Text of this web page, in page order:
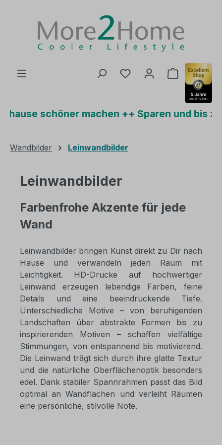
Du hast 0 Produkte
schöner machen ++ Sparen und bis zu
Wandbilder Leinwandbilder
Leinwandbilder
Farbenfrohe Akzente für jede
Wand
Leinwandbilder bringen Kunst direkt zu Dir nach
Hause und verwandeln jeden Raum mit
Leichtigkeit. HD-Drucke auf hochwertiger
Leinwand erzeugen lebendige Farben, feine
Details und eine beeindruckende Tiefe.
Unterschiedliche Motive – von beruhigenden
Landschaften über abstrakte Formen bis zu
inspirierenden Motiven – schaffen vielfältige
Stimmungen, von entspannend bis motivierend.
Die Leinwand trägt sich durch ihre glatte Textur
und die natürliche Oberflächenoptik besonders
edel. Dank stabiler Spannrahmen passt das Bild
optimal an Wandflächen und verleiht Räumen
eine persönliche, stilvolle Note.